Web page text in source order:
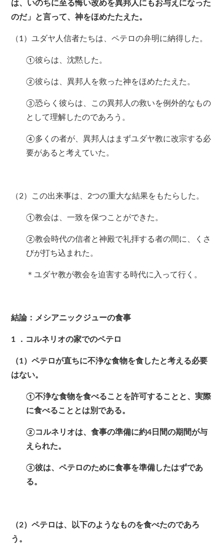
は、いのちに至る悔い改めを異邦人にもお与えになった
のだ」と言って、神をほめたたえた。
（1）ユダヤ人信者たちは、ペテロの弁明に納得した。
①彼らは、沈黙した。
②彼らは、異邦人を救った神をほめたたえた。
③恐らく彼らは、この異邦人の救いを例外的なもの
として理解したのであろう。
④多くの者が、異邦人はまずユダヤ教に改宗する必
要があると考えていた。
（2）この出来事は、2つの重大な結果をもたらした。
①教会は、一致を保つことができた。
②教会時代の信者と神殿で礼拝する者の間に、くさ
びが打ち込まれた。
＊ユダヤ教が教会を迫害する時代に入って行く。
結論：メシアニックジューの食事
1 ．コルネリオの家でのペテロ
（1）ペテロが直ちに不浄な食物を食したと考える必要
はない。
①不浄な食物を食べることを許可することと、実際
に食べることとは別である。
②コルネリオは、食事の準備に約4日間の期間が与
えられた。
③彼は、ペテロのために食事を準備したはずであ
る。
（2）ペテロは、以下のようなものを食べたのであろ
う。